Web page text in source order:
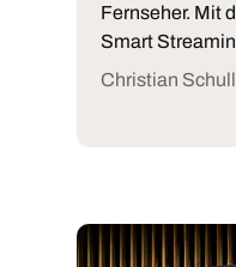
Fernseher. Mit
Smart
Christian